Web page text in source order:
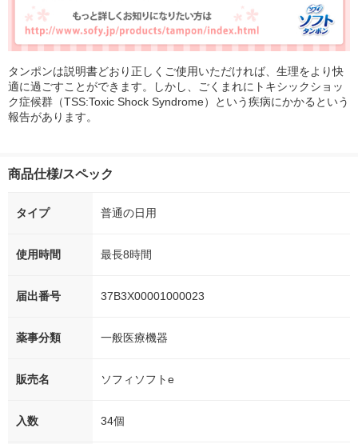
タンポンは説明書どおり正しくご使用いただければ、生理をより快
適に過ごすことができます。しかし、ごくまれにトキシックショッ
ク症候群（TSS:Toxic Shock Syndrome）という疾病にかかるという
報告があります。
商品仕様/スペック
タイプ 普通の日用
使用時間 最長8時間
届出番号 37B3X00001000023
薬事分類 一般医療機器
販売名 ソフィソフトe
入数 34個